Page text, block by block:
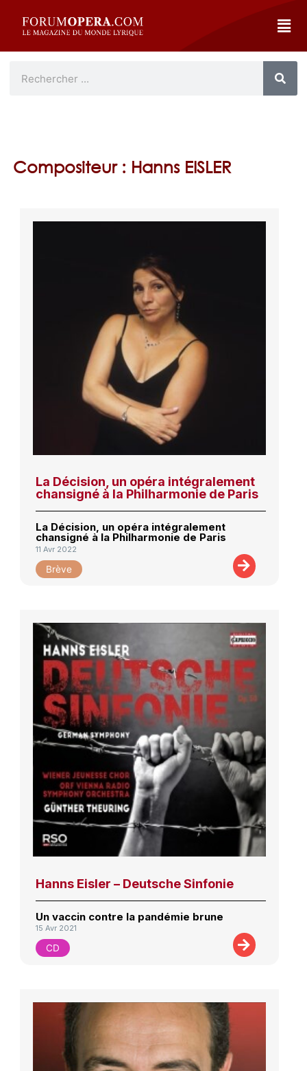
Compositeur : Hanns EISLER
La Décision, un opéra intégralement
chansigné à la Philharmonie de Paris
La Décision, un opéra intégralement
chansigné à la Philharmonie de Paris
11 Avr 2022
Brève
Hanns Eisler – Deutsche Sinfonie
Un vaccin contre la pandémie brune
15 Avr 2021
CD